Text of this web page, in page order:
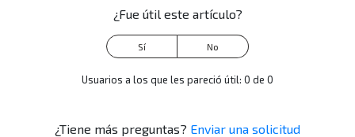
¿Fue útil este artículo?
Usuarios a los que les pareció útil: 0 de 0
¿Tiene más preguntas? Enviar una solicitud